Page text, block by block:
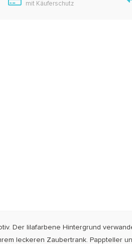
mit Käuferschutz
Der lilafarbene Hintergrund
leckeren Zaubertrank. Pappteller